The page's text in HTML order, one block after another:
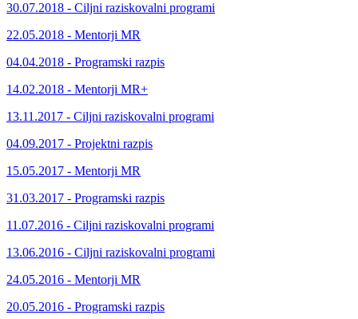
30.07.2018 - Ciljni raziskovalni programi
22.05.2018 - Mentorji MR
04.04.2018 - Programski razpis
14.02.2018 - Mentorji MR+
13.11.2017 - Ciljni raziskovalni programi
04.09.2017 - Projektni razpis
15.05.2017 - Mentorji MR
31.03.2017 - Programski razpis
11.07.2016 - Ciljni raziskovalni programi
13.06.2016 - Ciljni raziskovalni programi
24.05.2016 - Mentorji MR
20.05.2016 - Programski razpis